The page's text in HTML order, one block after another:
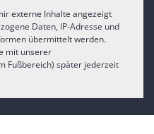
externe Inhalte angezeigt
Daten, IP-Adresse und
übermittelt werden.
mit unserer
Fußbereich) später jederzeit